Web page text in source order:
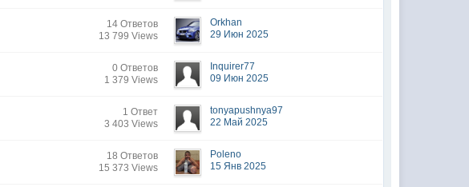
14 Ответов
13 799 Views
Orkhan
29 Июн 2025
0 Ответов
1 379 Views
Inquirer77
09 Июн 2025
1 Ответ
3 403 Views
tonyapushnya97
22 Май 2025
18 Ответов
15 373 Views
Poleno
15 Янв 2025